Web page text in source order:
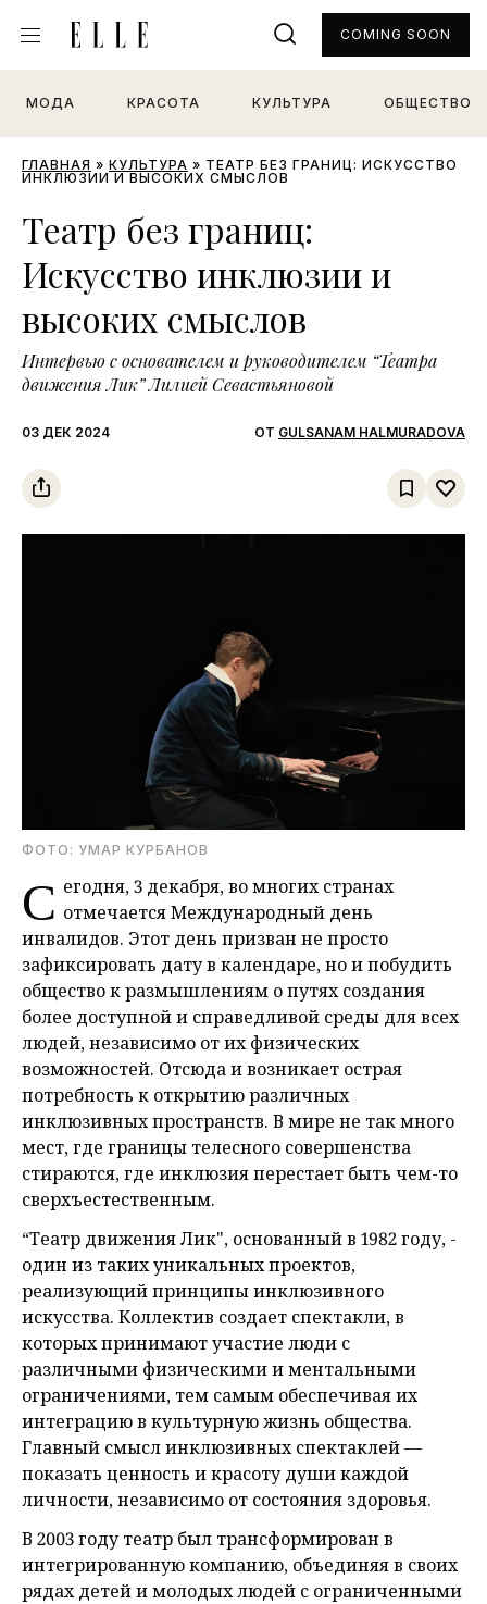
МОДА КРАСОТА КУЛЬТУРА ОБЩЕСТВО
COMING SOON
ГЛАВНАЯ » КУЛЬТУРА » ТЕАТР БЕЗ ГРАНИЦ: ИСКУССТВО
ИНКЛЮЗИИ И ВЫСОКИХ СМЫСЛОВ
Театр без границ:
Искусство инклюзии и
высоких смыслов
Интервью с основателем и руководителем “Театра
движения Лик” Лилией Севастьяновой
03 ДЕК 2024 ОТ GULSANAM HALMURADOVA
ФОТО: УМАР КУРБАНОВ
С егодня, 3 декабря, во многих странах
отмечается Международный день
инвалидов. Этот день призван не просто
зафиксировать дату в календаре, но и побудить
общество к размышлениям о путях создания
более доступной и справедливой среды для всех
людей, независимо от их физических
возможностей. Отсюда и возникает острая
потребность к открытию различных
инклюзивных пространств. В мире не так много
мест, где границы телесного совершенства
стираются, где инклюзия перестает быть чем-то
сверхъестественным.
“Театр движения Лик", основанный в 1982 году, -
один из таких уникальных проектов,
реализующий принципы инклюзивного
искусства. Коллектив создает спектакли, в
которых принимают участие люди с
различными физическими и ментальными
ограничениями, тем самым обеспечивая их
интеграцию в культурную жизнь общества.
Главный смысл инклюзивных спектаклей —
показать ценность и красоту души каждой
личности, независимо от состояния здоровья.
В 2003 году театр был трансформирован в
интегрированную компанию, объединяя в своих
рядах детей и молодых людей с ограниченными